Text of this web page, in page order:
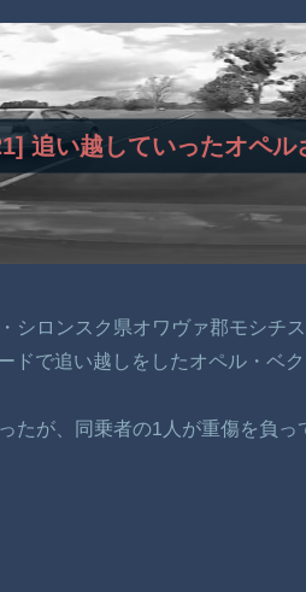
追い越していったオペル
シロンスク県オワヴァ郡モシチ
ドで追い越しをしたオペル・ベ
たが、同乗者の1人が重傷を負